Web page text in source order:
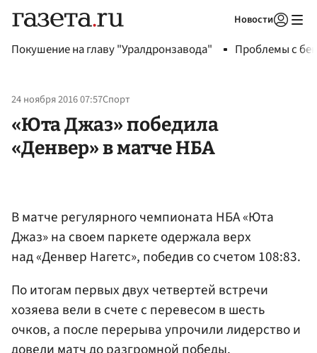
Новости
Покушение на главу "Уралдронзавода" Проблемы с
24 ноября 2016 07:57Спорт
«Юта Джаз» победила
«Денвер» в матче НБА
В матче регулярного чемпионата НБА «Юта
Джаз» на своем паркете одержала верх
над «Денвер Нагетс», победив со счетом 108:83.
По итогам первых двух четвертей встречи
хозяева вели в счете с перевесом в шесть
очков, а после перерыва упрочили лидерство и